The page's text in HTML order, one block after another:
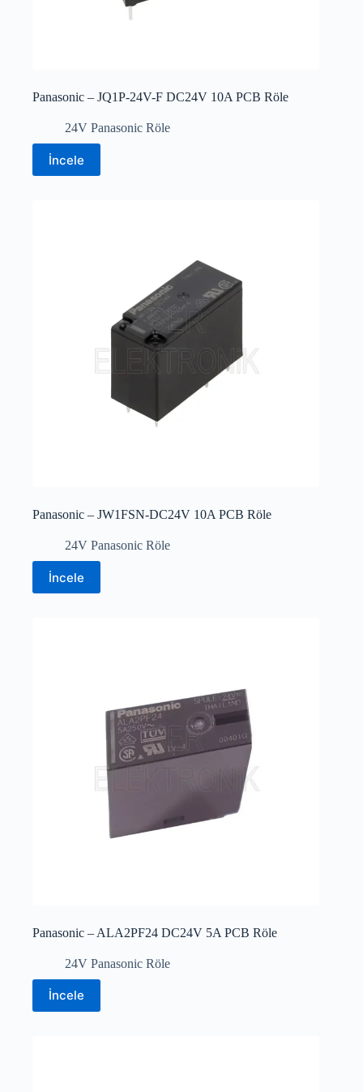
Panasonic – JQ1P-24V-F DC24V 10A PCB Röle
24V Panasonic Röle
İncele
Panasonic – JW1FSN-DC24V 10A PCB Röle
24V Panasonic Röle
İncele
Panasonic – ALA2PF24 DC24V 5A PCB Röle
24V Panasonic Röle
İncele